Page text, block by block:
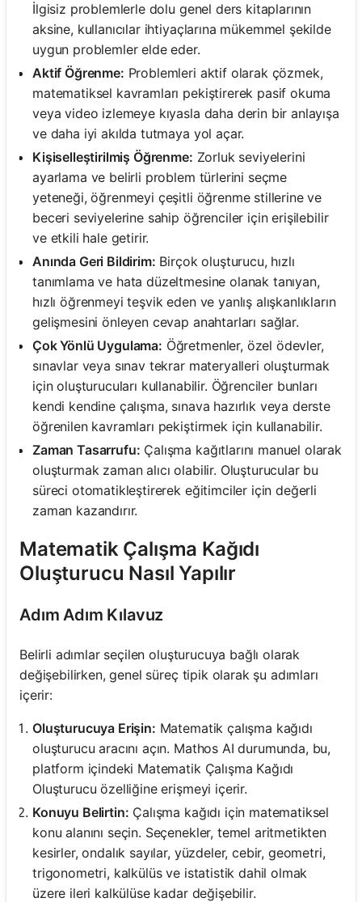
İlgisiz problemlerle dolu genel ders kitaplarının
aksine, kullanıcılar ihtiyaçlarına mükemmel şekilde
uygun problemler elde eder.
Aktif Öğrenme: Problemleri aktif olarak çözmek,
matematiksel kavramları pekiştirerek pasif okuma
veya video izlemeye kıyasla daha derin bir anlayışa
ve daha iyi akılda tutmaya yol açar.
Kişiselleştirilmiş Öğrenme: Zorluk seviyelerini
ayarlama ve belirli problem türlerini seçme
yeteneği, öğrenmeyi çeşitli öğrenme stillerine ve
beceri seviyelerine sahip öğrenciler için erişilebilir
ve etkili hale getirir.
Anında Geri Bildirim: Birçok oluşturucu, hızlı
tanımlama ve hata düzeltmesine olanak tanıyan,
hızlı öğrenmeyi teşvik eden ve yanlış alışkanlıkların
gelişmesini önleyen cevap anahtarları sağlar.
Çok Yönlü Uygulama: Öğretmenler, özel ödevler,
sınavlar veya sınav tekrar materyalleri oluşturmak
için oluşturucuları kullanabilir. Öğrenciler bunları
kendi kendine çalışma, sınava hazırlık veya derste
öğrenilen kavramları pekiştirmek için kullanabilir.
Zaman Tasarrufu: Çalışma kağıtlarını manuel olarak
oluşturmak zaman alıcı olabilir. Oluşturucular bu
süreci otomatikleştirerek eğitimciler için değerli
zaman kazandırır.
Matematik Çalışma Kağıdı
Oluşturucu Nasıl Yapılır
Adım Adım Kılavuz
Belirli adımlar seçilen oluşturucuya bağlı olarak
değişebilirken, genel süreç tipik olarak şu adımları
içerir:
Oluşturucuya Erişin: Matematik çalışma kağıdı
oluşturucu aracını açın. Mathos AI durumunda, bu,
platform içindeki Matematik Çalışma Kağıdı
Oluşturucu özelliğine erişmeyi içerir.
Konuyu Belirtin: Çalışma kağıdı için matematiksel
konu alanını seçin. Seçenekler, temel aritmetikten
kesirler, ondalık sayılar, yüzdeler, cebir, geometri,
trigonometri, kalkülüs ve istatistik dahil olmak
üzere ileri kalkülüse kadar değişebilir.